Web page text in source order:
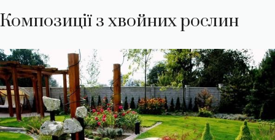
Композиції з хвойних рослин